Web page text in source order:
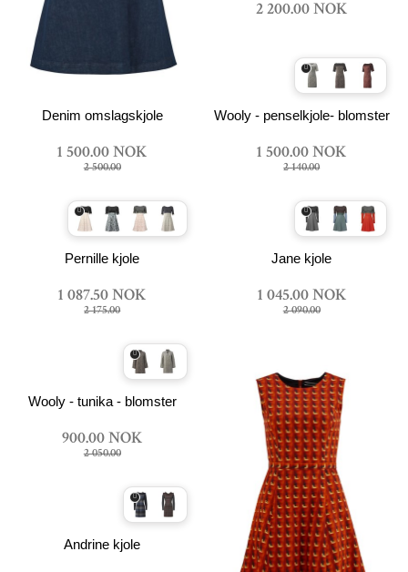
2 200.00 NOK
Denim omslagskjole
1 500.00 NOK
2 500.00
Wooly - penselkjole- blomster
1 500.00 NOK
2 140.00
Pernille kjole
1 087.50 NOK
2 175.00
Jane kjole
1 045.00 NOK
2 090.00
Wooly - tunika - blomster
900.00 NOK
2 050.00
Andrine kjole